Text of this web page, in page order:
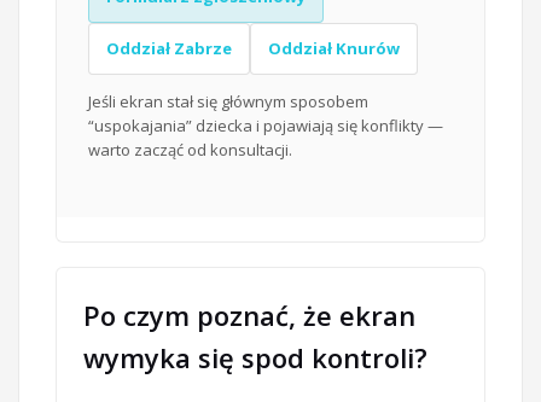
Oddział Zabrze Oddział Knurów
Jeśli ekran stał się głównym sposobem
“uspokajania” dziecka i pojawiają się konflikty —
warto zacząć od konsultacji.
Po czym poznać, że ekran
wymyka się spod kontroli?